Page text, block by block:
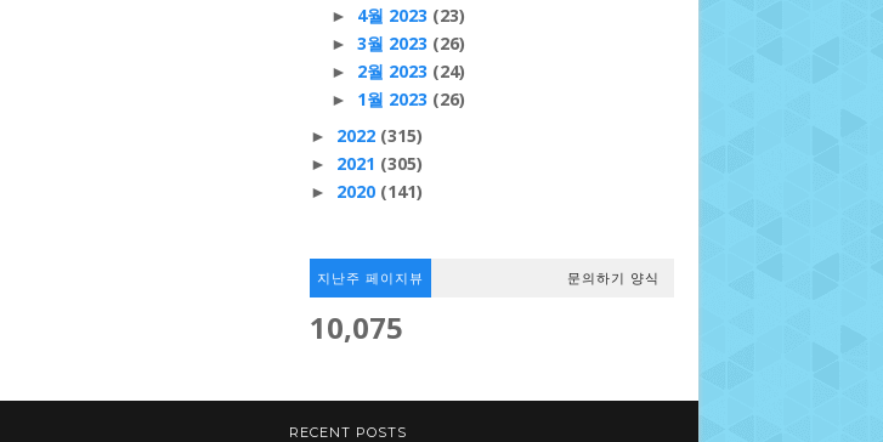
► 4월 2023 (23)
► 3월 2023 (26)
► 2월 2023 (24)
► 1월 2023 (26)
► 2022 (315)
► 2021 (305)
► 2020 (141)
지난주 페이지뷰 문의하기 양식
10,075
RECENT POSTS